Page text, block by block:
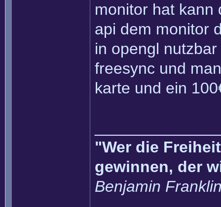
monitor hat kann
api dem monitor
in opengl
freesync und
karte und ein
"Wer die
gewinnen, der
Benjamin